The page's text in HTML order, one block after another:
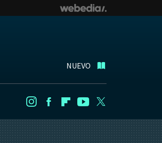
NUEVO
InstagramFacebookFlipboard
Youtube